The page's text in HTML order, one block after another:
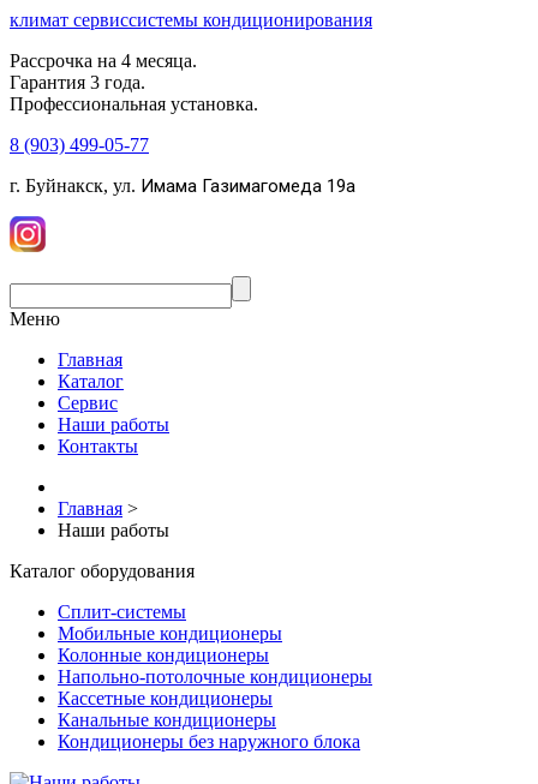
климат сервиссистемы кондиционирования
Рассрочка на 4 месяца.
Гарантия 3 года.
Профессиональная установка.
8 (903) 499-05-77
г. Буйнакск, ул. Имама Газимагомеда 19a
Меню
Главная
Каталог
Сервис
Наши работы
Контакты
Главная >
Наши работы
Каталог оборудования
Сплит-системы
Мобильные кондиционеры
Колонные кондиционеры
Напольно-потолочные кондиционеры
Кассетные кондиционеры
Канальные кондиционеры
Кондиционеры без наружного блока